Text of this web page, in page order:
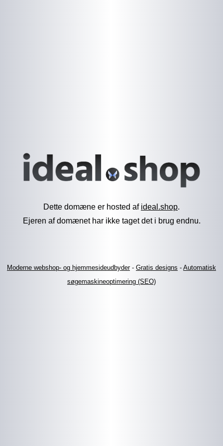
Dette domæne er hosted af ideal.shop.
Ejeren af domænet har ikke taget det i brug endnu.
Moderne webshop- og hjemmesideudbyder- Gratis designs - Automatisk
søgemaskineoptimering (SEO)